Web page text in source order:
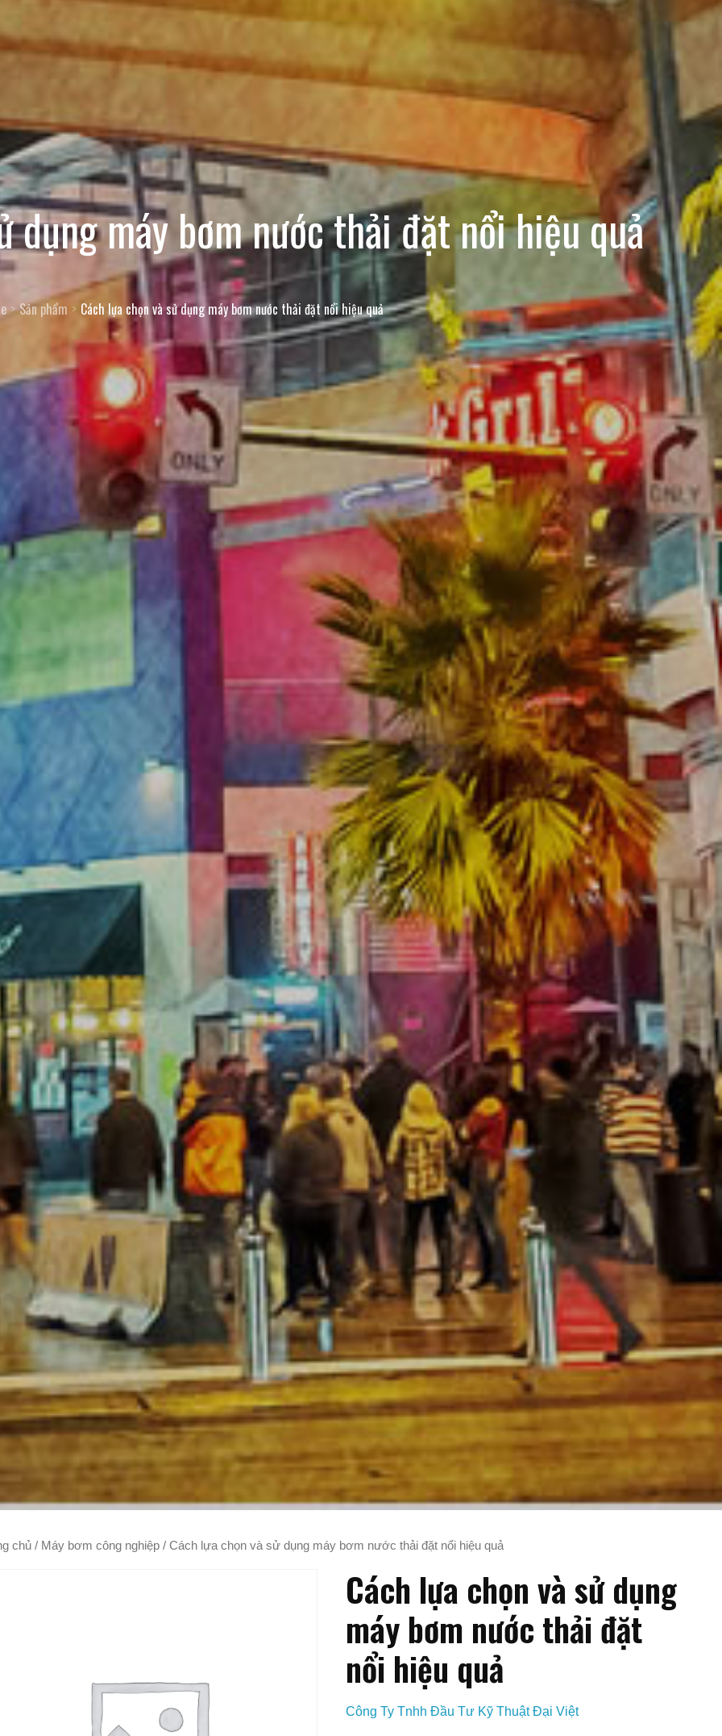
dụng máy bơm nước thải đặt nổi hiệu quả
Sản phẩm Cách lựa chọn và sử dụng máy bơm nước thải đặt nổi hiệu quả
chủ / Máy bơm công nghiệp / Cách lựa chọn và sử dụng máy bơm nước thải đặt nổi hiệu quả
Cách lựa chọn và sử dụng
máy bơm nước thải đặt
nổi hiệu quả
Công Ty Tnhh Đầu Tư Kỹ Thuật Đại Việt